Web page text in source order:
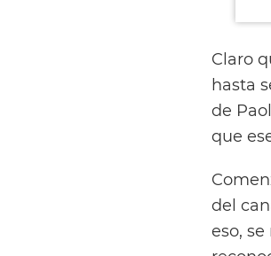
Claro
hasta
de
que
del
eso,